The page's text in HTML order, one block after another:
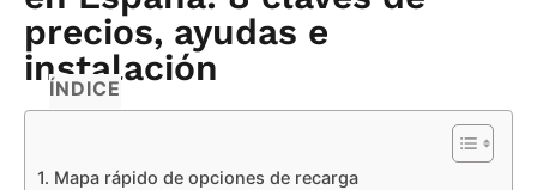
precios, ayudas e
instalación
ÍNDICE
1. Mapa rápido de opciones de recarga